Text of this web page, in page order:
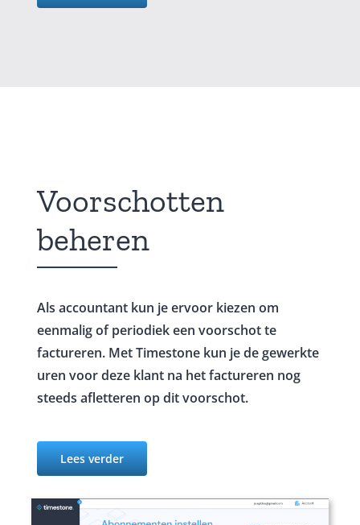
Voorschotten
beheren
Als accountant kun je ervoor kiezen om
eenmalig of periodiek een voorschot te
factureren. Met Timestone kun je de gewerkte
uren voor deze klant na het factureren nog
steeds afletteren op dit voorschot.
Lees verder